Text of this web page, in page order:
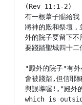
(Rev 11:1-2)
有一根葦子賜給我
將神的殿和祭壇
外的院子要留下不
要踐踏聖城四十二
"殿外的院子"有
會被踐踏,但信耶
與誤導喔!,"殿外
which is